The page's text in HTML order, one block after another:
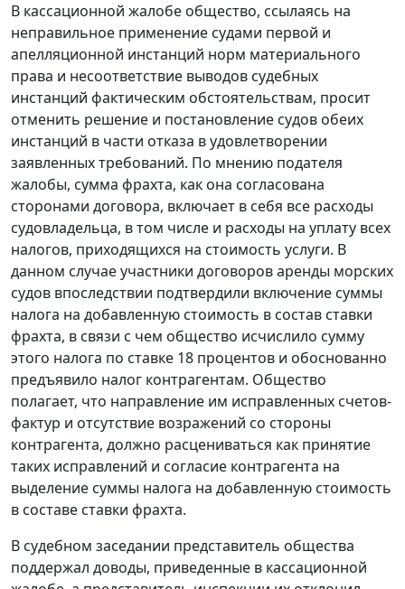
В кассационной жалобе общество, ссылаясь на
неправильное применение судами первой и
апелляционной инстанций норм материального
права и несоответствие выводов судебных
инстанций фактическим обстоятельствам, просит
отменить решение и постановление судов обеих
инстанций в части отказа в удовлетворении
заявленных требований. По мнению подателя
жалобы, сумма фрахта, как она согласована
сторонами договора, включает в себя все расходы
судовладельца, в том числе и расходы на уплату всех
налогов, приходящихся на стоимость услуги. В
данном случае участники договоров аренды морских
судов впоследствии подтвердили включение суммы
налога на добавленную стоимость в состав ставки
фрахта, в связи с чем общество исчислило сумму
этого налога по ставке 18 процентов и обоснованно
предъявило налог контрагентам. Общество
полагает, что направление им исправленных счетов-
фактур и отсутствие возражений со стороны
контрагента, должно расцениваться как принятие
таких исправлений и согласие контрагента на
выделение суммы налога на добавленную стоимость
в составе ставки фрахта.
В судебном заседании представитель общества
поддержал доводы, приведенные в кассационной